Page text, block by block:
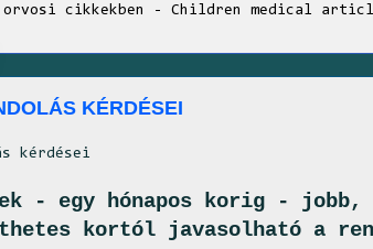
orvosi cikkekben - Children medical
KÉRDÉSEI
kérdései
- egy hónapos korig - jobb,
kortól javasolható a